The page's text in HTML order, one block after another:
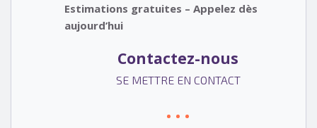
Estimations gratuites – Appelez dès
aujourd’hui
Contactez-nous
SE METTRE EN CONTACT